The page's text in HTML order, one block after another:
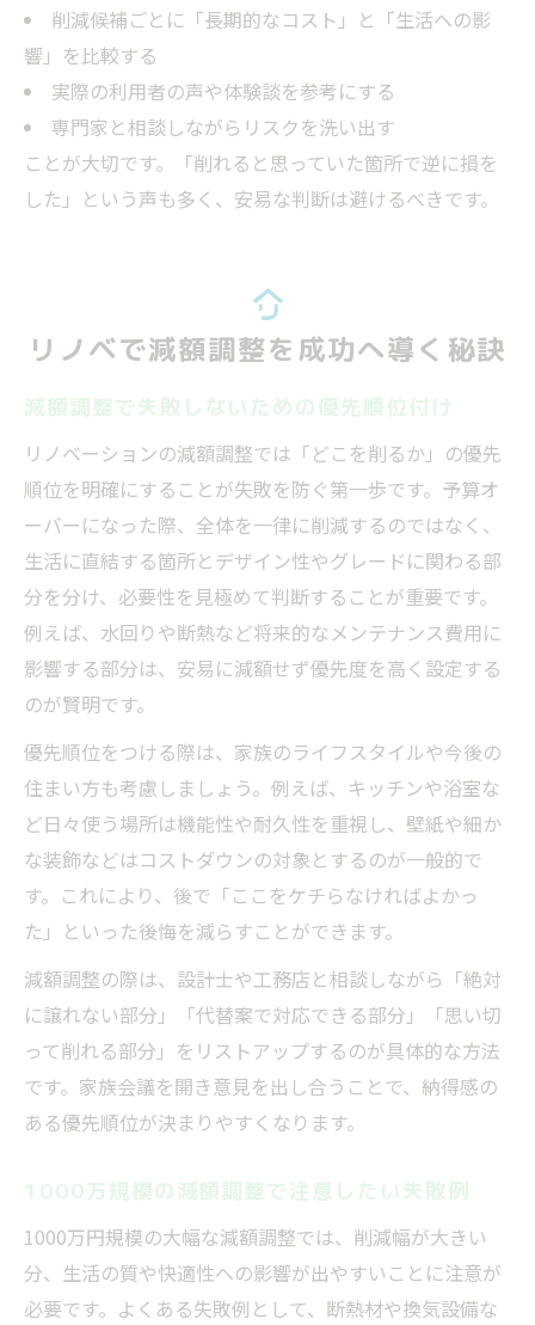
削減候補ごとに「長期的なコスト」と「生活への影
響」を比較する
実際の利用者の声や体験談を参考にする
専門家と相談しながらリスクを洗い出す
ことが大切です。「削れると思っていた箇所で逆に損を
した」という声も多く、安易な判断は避けるべきです。
リノベで減額調整を成功へ導く秘訣
減額調整で失敗しないための優先順位付け
リノベーションの減額調整では「どこを削るか」の優先
順位を明確にすることが失敗を防ぐ第一歩です。予算オ
ーバーになった際、全体を一律に削減するのではなく、
生活に直結する箇所とデザイン性やグレードに関わる部
分を分け、必要性を見極めて判断することが重要です。
例えば、水回りや断熱など将来的なメンテナンス費用に
影響する部分は、安易に減額せず優先度を高く設定する
のが賢明です。
優先順位をつける際は、家族のライフスタイルや今後の
住まい方も考慮しましょう。例えば、キッチンや浴室な
ど日々使う場所は機能性や耐久性を重視し、壁紙や細か
な装飾などはコストダウンの対象とするのが一般的で
す。これにより、後で「ここをケチらなければよかっ
た」といった後悔を減らすことができます。
減額調整の際は、設計士や工務店と相談しながら「絶対
に譲れない部分」「代替案で対応できる部分」「思い切
って削れる部分」をリストアップするのが具体的な方法
です。家族会議を開き意見を出し合うことで、納得感の
ある優先順位が決まりやすくなります。
1000万規模の減額調整で注意したい失敗例
1000万円規模の大幅な減額調整では、削減幅が大きい
分、生活の質や快適性への影響が出やすいことに注意が
必要です。よくある失敗例として、断熱材や換気設備な